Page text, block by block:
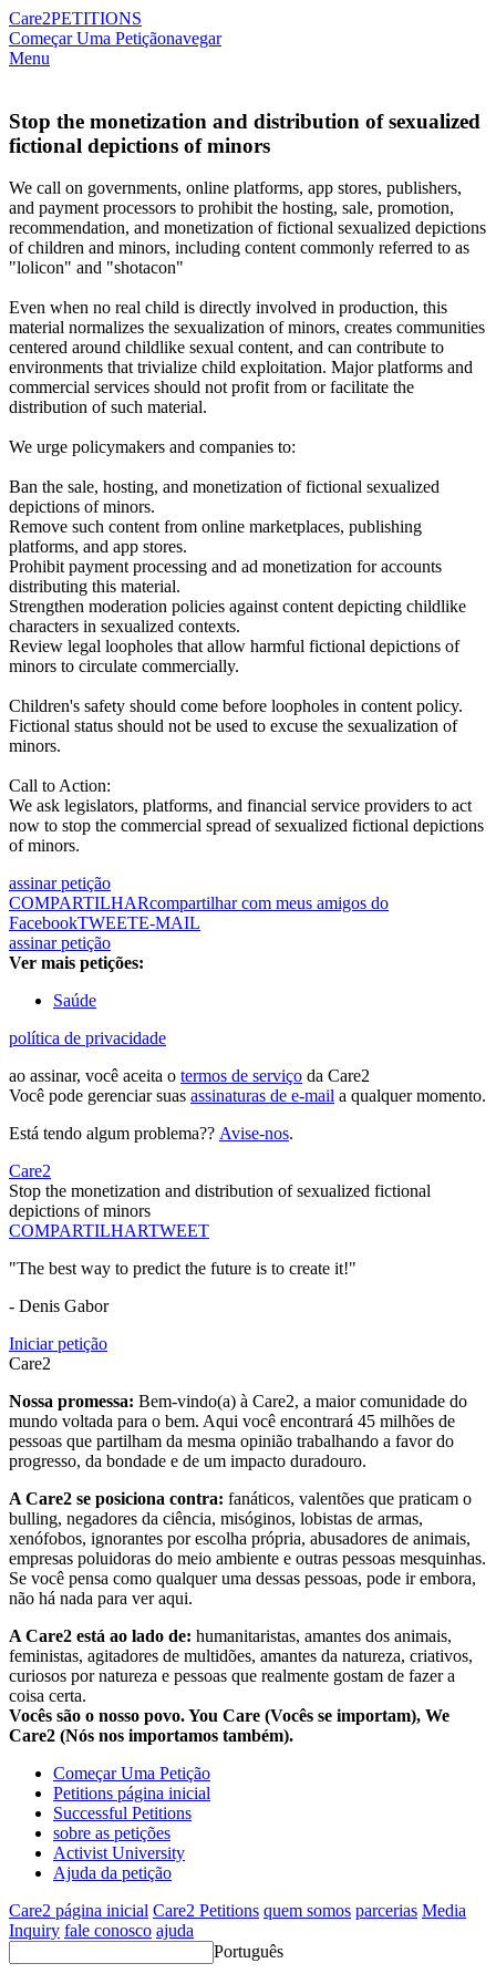
Care2PETITIONS
Começar Uma Petiçãonavegar
Menu
Stop the monetization and distribution of sexualized
fictional depictions of minors
We call on governments, online platforms, app stores, publishers,
and payment processors to prohibit the hosting, sale, promotion,
recommendation, and monetization of fictional sexualized depictions
of children and minors, including content commonly referred to as
"lolicon" and "shotacon"
Even when no real child is directly involved in production, this
material normalizes the sexualization of minors, creates communities
centered around childlike sexual content, and can contribute to
environments that trivialize child exploitation. Major platforms and
commercial services should not profit from or facilitate the
distribution of such material.
We urge policymakers and companies to:
Ban the sale, hosting, and monetization of fictional sexualized
depictions of minors.
Remove such content from online marketplaces, publishing
platforms, and app stores.
Prohibit payment processing and ad monetization for accounts
distributing this material.
Strengthen moderation policies against content depicting childlike
characters in sexualized contexts.
Review legal loopholes that allow harmful fictional depictions of
minors to circulate commercially.
Children's safety should come before loopholes in content policy.
Fictional status should not be used to excuse the sexualization of
minors.
Call to Action:
We ask legislators, platforms, and financial service providers to act
now to stop the commercial spread of sexualized fictional depictions
of minors.
assinar petição
COMPARTILHARcompartilhar com meus amigos do
FacebookTWEETE-MAIL
assinar petição
Ver mais petições:
Saúde
política de privacidade
ao assinar, você aceita o termos de serviço da Care2
Você pode gerenciar suas assinaturas de e-mail a qualquer momento.
Está tendo algum problema?? Avise-nos.
Care2
Stop the monetization and distribution of sexualized fictional
depictions of minors
COMPARTILHARTWEET
"The best way to predict the future is to create it!"
- Denis Gabor
Iniciar petição
Care2
Nossa promessa: Bem-vindo(a) à Care2, a maior comunidade do
mundo voltada para o bem. Aqui você encontrará 45 milhões de
pessoas que partilham da mesma opinião trabalhando a favor do
progresso, da bondade e de um impacto duradouro.
A Care2 se posiciona contra: fanáticos, valentões que praticam o
bulling, negadores da ciência, misóginos, lobistas de armas,
xenófobos, ignorantes por escolha própria, abusadores de animais,
empresas poluidoras do meio ambiente e outras pessoas mesquinhas.
Se você pensa como qualquer uma dessas pessoas, pode ir embora,
não há nada para ver aqui.
A Care2 está ao lado de: humanitaristas, amantes dos animais,
feministas, agitadores de multidões, amantes da natureza, criativos,
curiosos por natureza e pessoas que realmente gostam de fazer a
coisa certa.
Vocês são o nosso povo. You Care (Vocês se importam), We
Care2 (Nós nos importamos também).
Começar Uma Petição
Petitions página inicial
Successful Petitions
sobre as petições
Activist University
Ajuda da petição
Care2 página inicial Care2 Petitions quem somos parcerias Media
Inquiry fale conosco ajuda
Português